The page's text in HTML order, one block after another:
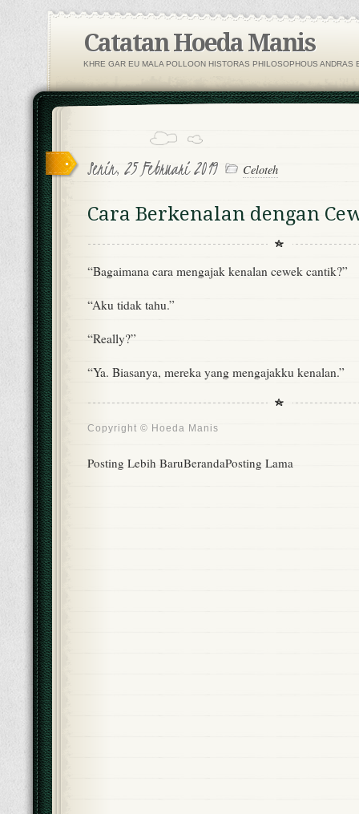
Catatan Hoeda Manis
KHRE GAR EU MALA POLLOON HISTORAS PHILOSOPHOUS ANDRAS
Senin, 25 Februari 2019 Celoteh
Cara Berkenalan dengan
“Bagaimana cara mengajak kenalan cewek cantik?”
“Aku tidak tahu.”
“Really?”
“Ya. Biasanya, mereka yang mengajakku kenalan.”
Copyright © Hoeda Manis
Posting Lebih Baru Posting Lama
Beranda